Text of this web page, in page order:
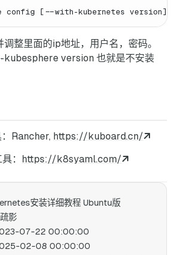
config [--with-kubernetes version]
整里面的ip地址，用户名，密码。
kubesphere version 也就是不安装
Rancher, https://kuboard.cn/
： https://k8syaml.com/
安装详细教程 Ubuntu版
影
07-22 00:00:00
02-08 00:00:00